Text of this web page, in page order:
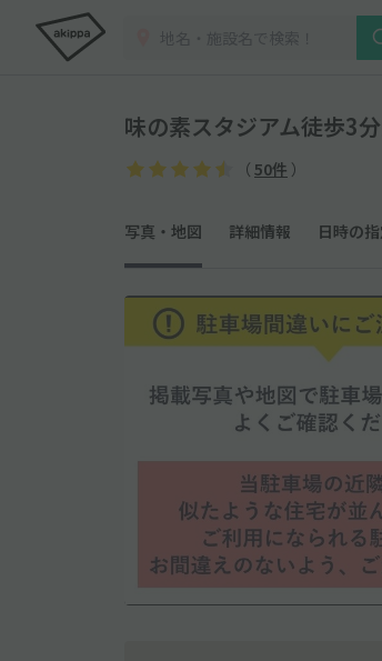
味の素スタジアム徒歩3
（ 50件 ）
写真・地図 詳細情報 日時の